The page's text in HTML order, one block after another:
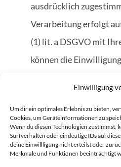
Einwilligung
Um dir ein optimales Erlebnis zu bieten,
Cookies, um Geräteinformationen zu
Wenn du diesen Technologien zustimmst,
Surfverhalten oder eindeutige IDs auf
deine Einwillligung nicht erteilst oder
Merkmale und Funktionen beeinträchtigt
ausdrücklich
Verarbeitung erfolgt
(1) lit. a DSGVO mit
können die
der Einwilligung bis
Verarbeitung berührt
den Newsletter
entsprechenden Links